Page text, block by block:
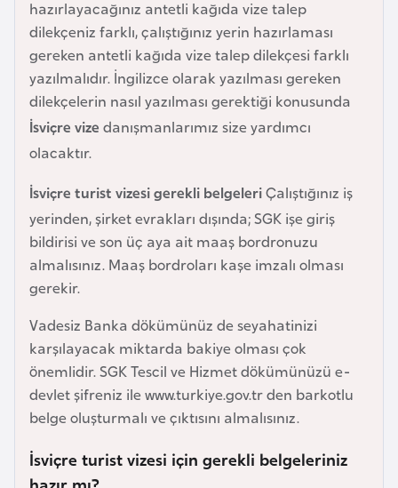
hazırlayacağınız antetli kağıda vize talep
dilekçeniz farklı, çalıştığınız yerin hazırlaması
gereken antetli kağıda vize talep dilekçesi farklı
yazılmalıdır. İngilizce olarak yazılması gereken
dilekçelerin nasıl yazılması gerektiği konusunda
İsviçre vize danışmanlarımız size yardımcı
olacaktır.
İsviçre turist vizesi gerekli belgeleriÇalıştığınız iş
yerinden, şirket evrakları dışında; SGK işe giriş
bildirisi ve son üç aya ait maaş bordronuzu
almalısınız. Maaş bordroları kaşe imzalı olması
gerekir.
Vadesiz Banka dökümünüz de seyahatinizi
karşılayacak miktarda bakiye olması çok
önemlidir. SGK Tescil ve Hizmet dökümünüzü e-
devlet şifreniz ile www.turkiye.gov.tr den barkotlu
belge oluşturmalı ve çıktısını almalısınız.
İsviçre turist vizesi için gerekli belgeleriniz
B
e
l
a
r
u
s
B
ç
i
k
a
B
e
n